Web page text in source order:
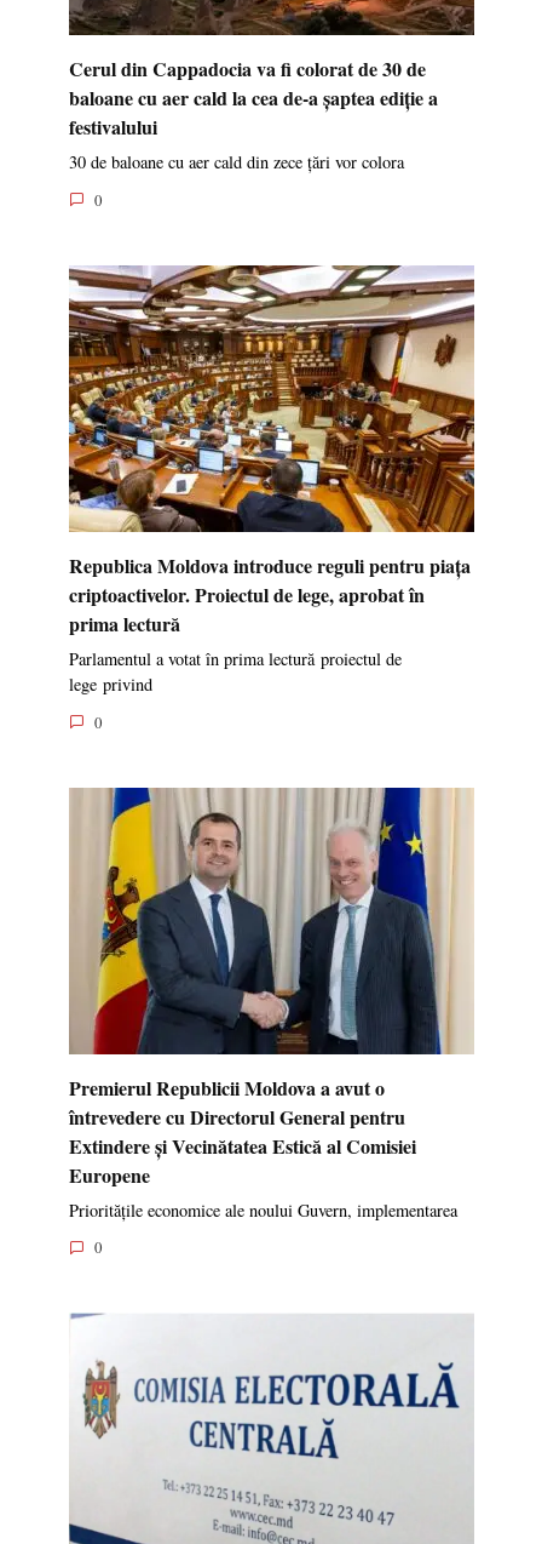
Cerul din Cappadocia va fi colorat de 30 de
baloane cu aer cald la cea de-a șaptea ediție a
festivalului
30 de baloane cu aer cald din zece țări vor colora
0
Republica Moldova introduce reguli pentru piața
criptoactivelor. Proiectul de lege, aprobat în
prima lectură
Parlamentul a votat în prima lectură proiectul de
lege privind
0
Premierul Republicii Moldova a avut o
întrevedere cu Directorul General pentru
Extindere și Vecinătatea Estică al Comisiei
Europene
Prioritățile economice ale noului Guvern, implementarea
0